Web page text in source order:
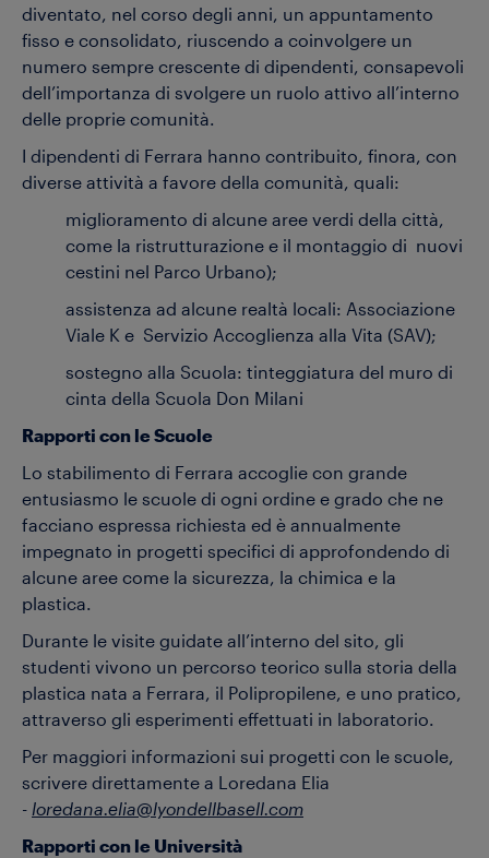
diventato, nel corso degli anni, un appuntamento
fisso e consolidato, riuscendo a coinvolgere un
numero sempre crescente di dipendenti, consapevoli
dell’importanza di svolgere un ruolo attivo all’interno
delle proprie comunità.
I dipendenti di Ferrara hanno contribuito, finora, con
diverse attività a favore della comunità, quali:
miglioramento di alcune aree verdi della città,
come la ristrutturazione e il montaggio di nuovi
cestini nel Parco Urbano);
assistenza ad alcune realtà locali: Associazione
Viale K e Servizio Accoglienza alla Vita (SAV);
sostegno alla Scuola: tinteggiatura del muro di
cinta della Scuola Don Milani
Rapporti con le Scuole
Lo stabilimento di Ferrara accoglie con grande
entusiasmo le scuole di ogni ordine e grado che ne
facciano espressa richiesta ed è annualmente
impegnato in progetti specifici di approfondendo di
alcune aree come la sicurezza, la chimica e la
plastica.
Durante le visite guidate all’interno del sito, gli
studenti vivono un percorso teorico sulla storia della
plastica nata a Ferrara, il Polipropilene, e uno pratico,
attraverso gli esperimenti effettuati in laboratorio.
Per maggiori informazioni sui progetti con le scuole,
scrivere direttamente a Loredana Elia
- loredana.elia@lyondellbasell.com
Rapporti con le Università